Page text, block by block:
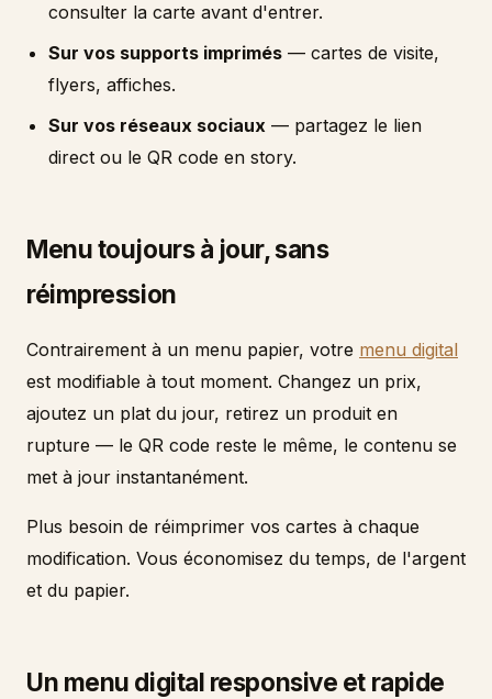
consulter la carte avant d'entrer.
Sur vos supports imprimés — cartes de visite,
flyers, affiches.
Sur vos réseaux sociaux — partagez le lien
direct ou le QR code en story.
Menu toujours à jour, sans
réimpression
Contrairement à un menu papier, votre menu digital
est modifiable à tout moment. Changez un prix,
ajoutez un plat du jour, retirez un produit en
rupture — le QR code reste le même, le contenu se
met à jour instantanément.
Plus besoin de réimprimer vos cartes à chaque
modification. Vous économisez du temps, de l'argent
et du papier.
Un menu digital responsive et rapide